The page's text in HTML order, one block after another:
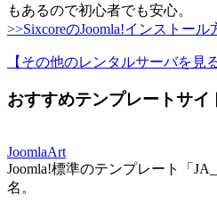
もあるので初心者でも安心。
>>SixcoreのJoomla!インストール
【その他のレンタルサーバを見
おすすめテンプレートサイ
JoomlaArt
Joomla!標準のテンプレート「
名。